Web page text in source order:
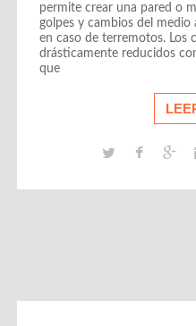
permite crear una pared o
golpes y cambios del medio
en caso de terremotos. Los
drásticamente reducidos
que